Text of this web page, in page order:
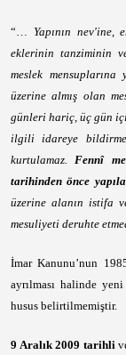
“… Yapının nev'ine,
eklerinin tanziminin
meslek mensuplarına
üzerine almış olan
günleri hariç, üç gün
ilgili idareye
kurtulamaz.Fennî
tarihinden önce
üzerine alanın istifa
mesuliyeti deruhte
İmar Kanunu’nun
ayrılması halinde
husus belirtilmemiştir.
9 Aralık 2009 tarihli